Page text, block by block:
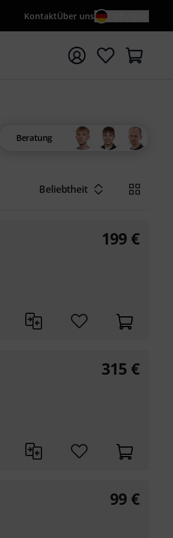
KontaktÜber uns
starten
Beratung
Beliebtheit
199 €
315 €
99 €